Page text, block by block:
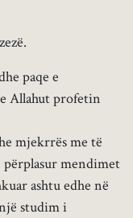
paqe e
Allahut profetin
mjekrrës me të
përplasur mendimet
ashtu edhe në
studim i